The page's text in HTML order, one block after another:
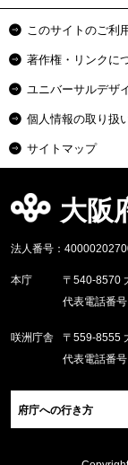
このサイトのご利
著作権・リンクに
ユニバーサルデザ
個人情報の取り扱
サイトマップ
大阪
法人番号：
本庁
〒540-8570
代表電話番
咲洲庁舎
〒559-8555
代表電話番
府庁への行き方